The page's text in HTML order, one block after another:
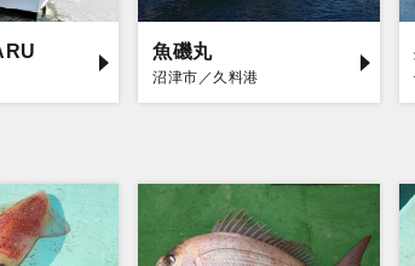
魚磯丸
沼津市／久料港